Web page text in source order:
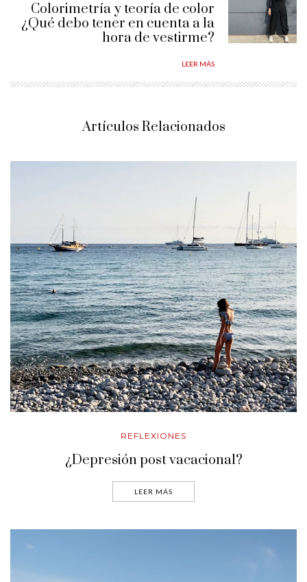
Colorimetría y teoría de color
¿Qué debo tener en cuenta a la
hora de vestirme?
LEER MÁS
Artículos Relacionados
REFLEXIONES
¿Depresión post vacacional?
LEER MÁS